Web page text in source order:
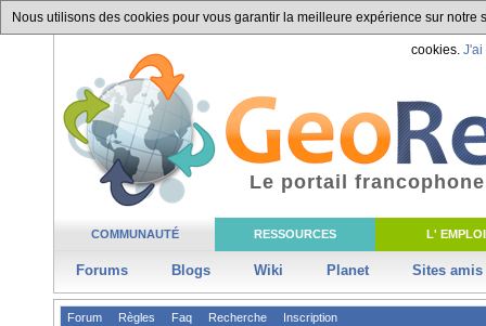
Nous utilisons des cookies pour vous garantir la meilleure expérience sur
cookies. J'ai
COMMUNAUTÉ RESSOURCES L' EMPLOI
Forums Blogs Wiki Planet Sites amis
Le portail
Forum Règles Faq Recherche Inscription